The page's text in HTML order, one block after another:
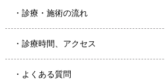
・診療・施術の流れ
・診療時間、アクセス
・よくある質問